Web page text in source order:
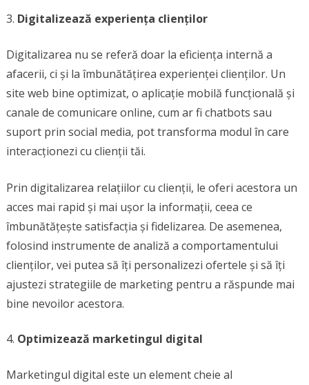
Digitalizează experiența clienților
Digitalizarea nu se referă doar la eficiența internă a
afacerii, ci și la îmbunătățirea experienței clienților. Un
site web bine optimizat, o aplicație mobilă funcțională și
canale de comunicare online, cum ar fi chatbots sau
suport prin social media, pot transforma modul în care
interacționezi cu clienții tăi.
Prin digitalizarea relațiilor cu clienții, le oferi acestora un
acces mai rapid și mai ușor la informații, ceea ce
îmbunătățește satisfacția și fidelizarea. De asemenea,
folosind instrumente de analiză a comportamentului
clienților, vei putea să îți personalizezi ofertele și să îți
ajustezi strategiile de marketing pentru a răspunde mai
bine nevoilor acestora.
Optimizează marketingul digital
Marketingul digital este un element cheie al